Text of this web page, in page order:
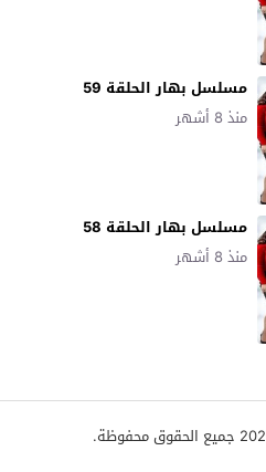
مسلسل بهار الحلقة 59
منذ 8 أشهر
مسلسل بهار الحلقة 58
منذ 8 أشهر